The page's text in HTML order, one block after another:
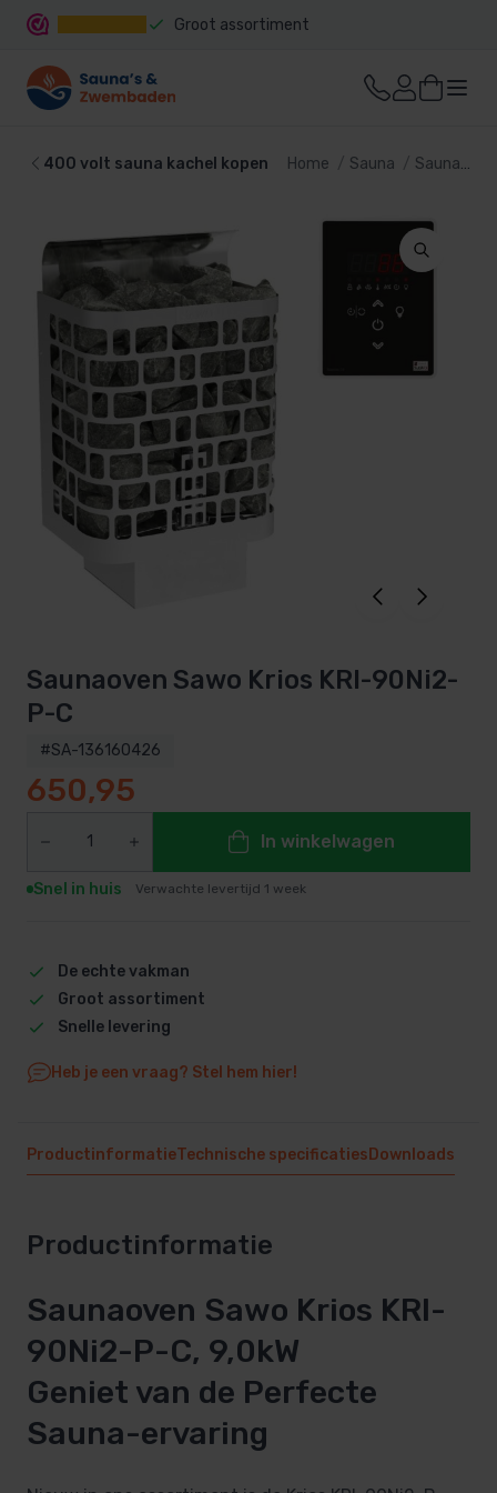
Groot assortiment
400 volt sauna kachel kopen Home Sauna Sauna kachel
Saunaoven Sawo Krios KRI-90Ni2-
P-C
#SA-136160426
650,95
In winkelwagen
Snel in huis Verwachte levertijd 1 week
De echte vakman
Groot assortiment
Snelle levering
Heb je een vraag? Stel hem hier!
ProductinformatieTechnische specificaties Downloads
Productinformatie
Saunaoven Sawo Krios KRI-
90Ni2-P-C, 9,0kW
Geniet van de Perfecte
Sauna-ervaring